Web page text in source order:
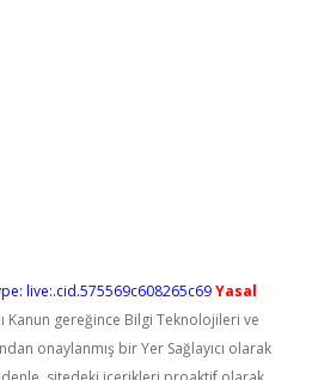
live:.cid.575569c608265c69Yasal
Kanun gereğince Bilgi Teknolojileri ve
onaylanmış bir Yer Sağlayıcı olarak